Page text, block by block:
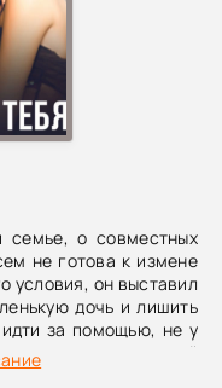
семье, о совместных
не готова к измене
условия, он выставил
дочь и лишить
за помощью, не у
незнакомца, который
слишком разного